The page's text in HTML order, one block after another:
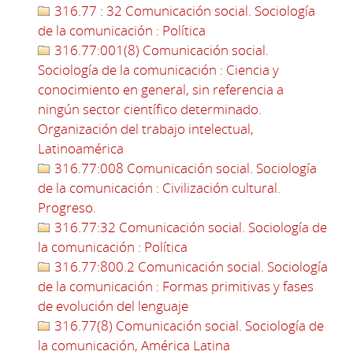
316.77 : 32 Comunicación social. Sociología
de la comunicación : Política
316.77:001(8) Comunicación social.
Sociología de la comunicación : Ciencia y
conocimiento en general, sin referencia a
ningún sector científico determinado.
Organización del trabajo intelectual,
Latinoamérica
316.77:008 Comunicación social. Sociología
de la comunicación : Civilización cultural.
Progreso.
316.77:32 Comunicación social. Sociología de
la comunicación : Política
316.77:800.2 Comunicación social. Sociología
de la comunicación : Formas primitivas y fases
de evolución del lenguaje
316.77(8) Comunicación social. Sociología de
la comunicación, América Latina